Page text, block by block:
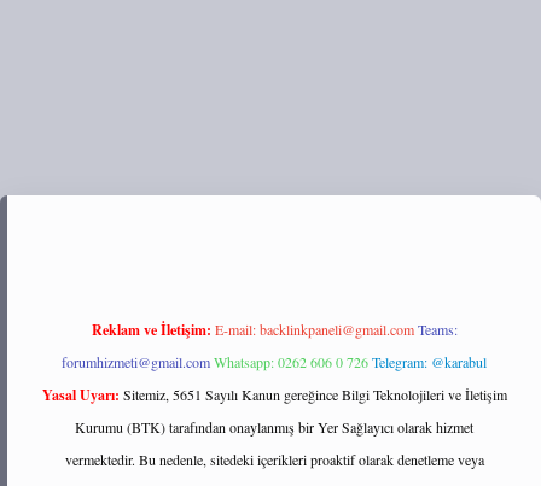
tulipbett.net/
Reklam ve İletişim: E-mail:backlinkpaneli@gmail.com Teams:
forumhizmeti@gmail.comWhatsapp: 0262 606 0 726Telegram: @karabul
Yasal Uyarı: Sitemiz, 5651 Sayılı Kanun gereğince Bilgi Teknolojileri ve İletişim
Kurumu (BTK) tarafından onaylanmış bir Yer Sağlayıcı olarak hizmet
vermektedir. Bu nedenle, sitedeki içerikleri proaktif olarak denetleme veya